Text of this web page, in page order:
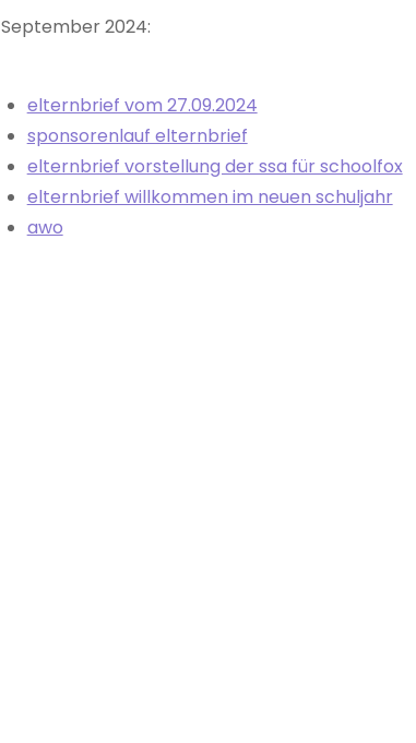
September 2024:
elternbrief vom 27.09.2024
sponsorenlauf elternbrief
elternbrief vorstellung der ssa für schoolfox
elternbrief willkommen im neuen schuljahr
awo